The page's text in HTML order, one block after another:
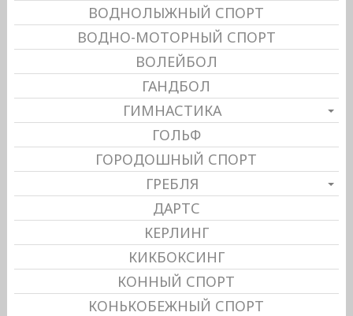
ВОДНОЛЫЖНЫЙ СПОРТ
ВОДНО-МОТОРНЫЙ СПОРТ
ВОЛЕЙБОЛ
ГАНДБОЛ
ГИМНАСТИКА
ГОЛЬФ
ГОРОДОШНЫЙ СПОРТ
ГРЕБЛЯ
ДАРТС
КЕРЛИНГ
КИКБОКСИНГ
КОННЫЙ СПОРТ
КОНЬКОБЕЖНЫЙ СПОРТ